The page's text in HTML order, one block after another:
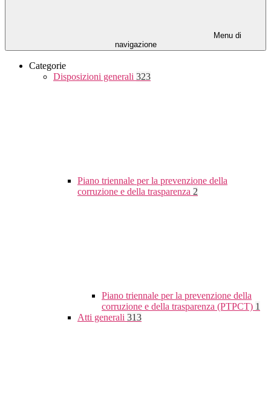
Menu di
navigazione
Categorie
Disposizioni generali 323
Piano triennale per la prevenzione della
corruzione e della trasparenza 2
Piano triennale per la prevenzione della
corruzione e della trasparenza (PTPCT) 1
Atti generali 313